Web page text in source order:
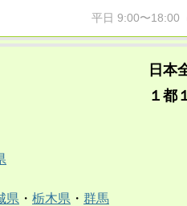
平日 9:00〜18:00
県 ・ 栃木県 ・ 群馬
日本
１都